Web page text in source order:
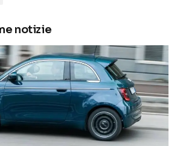
notizie